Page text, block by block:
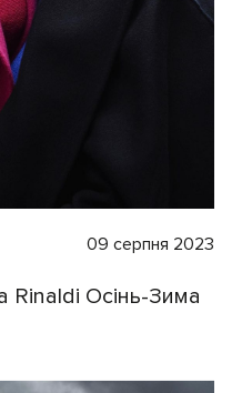
09 серпня 2023
Rinaldi Осінь-Зима